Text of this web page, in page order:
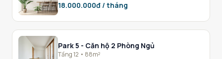
18.000.000đ / tháng
Park 5 - Căn hộ 2 Phòng Ngủ
Tầng 12 • 88m²